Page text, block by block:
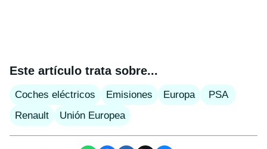
Este artículo trata sobre...
Coches eléctricos Emisiones Europa
PSA
Renault
Unión Europea